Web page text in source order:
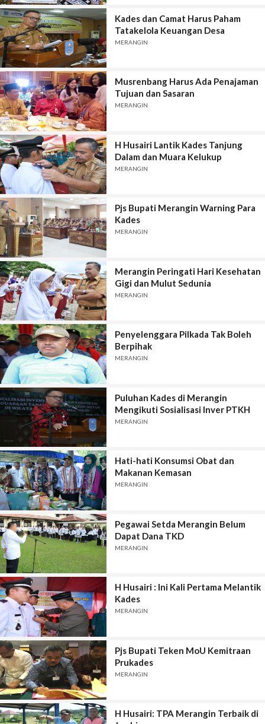
Kades dan Camat Harus Paham
Tatakelola Keuangan Desa
MERANGIN
Musrenbang Harus Ada Penajaman
Tujuan dan Sasaran
MERANGIN
H Husairi Lantik Kades Tanjung
Dalam dan Muara Kelukup
MERANGIN
Pjs Bupati Merangin Warning Para
Kades
MERANGIN
Merangin Peringati Hari Kesehatan
Gigi dan Mulut Sedunia
MERANGIN
Penyelenggara Pilkada Tak Boleh
Berpihak
MERANGIN
Puluhan Kades di Merangin
Mengikuti Sosialisasi Inver PTKH
MERANGIN
Hati-hati Konsumsi Obat dan
Makanan Kemasan
MERANGIN
Pegawai Setda Merangin Belum
Dapat Dana TKD
MERANGIN
H Husairi : Ini Kali Pertama Melantik
Kades
MERANGIN
Pjs Bupati Teken MoU Kemitraan
Prukades
MERANGIN
H Husairi: TPA Merangin Terbaik di